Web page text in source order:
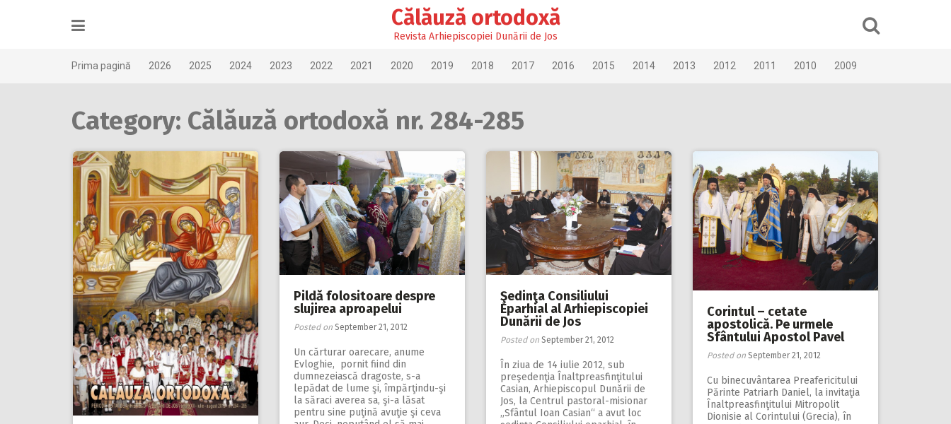
Călăuză ortodoxă
Revista Arhiepiscopiei Dunării de Jos
Prima pagină 2026 2025 2024 2023 2022 2021 2020 2019 2018 2017 2016 2015 2014 2013 2012 2011 2010 2009
Category: Călăuză ortodoxă nr. 284-285
Pildă folositoare despre
slujirea aproapelui
Posted on September 21, 2012
Un cărturar oarecare, anume
Evloghie, pornit fiind din
dumnezeiască dragoste, s-a
lepădat de lume şi, împărţindu-şi
la săraci averea sa, şi-a lăsat
pentru sine puţină avuţie şi ceva
Şedinţa Consiliului
Eparhial al Arhiepiscopiei
Dunării de Jos
Posted on September 21, 2012
În ziua de 14 iulie 2012, sub
preşedenţia Înaltpreasfinţitului
Casian, Arhiepiscopul Dunării de
Jos, la Centrul pastoral-misionar
„Sfântul Ioan Casian“ a avut loc
Corintul – cetate
apostolică. Pe urmele
Sfântului Apostol Pavel
Posted on September 21, 2012
Cu binecuvântarea Preafericitului
Părinte Patriarh Daniel, la invitaţia
Înaltpreasfinţitului Mitropolit
Dionisie al Corintului (Grecia), în